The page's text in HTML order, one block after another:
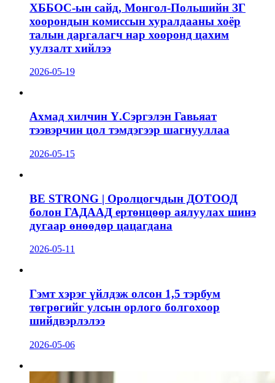
ХББОС-ын сайд, Монгол-Польшийн ЗГ
хоорондын комиссын хуралдааны хоёр
талын даргалагч нар хооронд цахим
уулзалт хийлээ
2026-05-19
Ахмад хилчин Ү.Сэргэлэн Гавьяат
тээвэрчин цол тэмдэгээр шагнууллаа
2026-05-15
BE STRONG | Оролцогчдын ДОТООД
болон ГАДААД ертөнцөөр аялуулах шинэ
дугаар өнөөдөр цацагдана
2026-05-11
Гэмт хэрэг үйлдэж олсон 1,5 тэрбум
төгрөгийг улсын орлого болгохоор
шийдвэрлэлээ
2026-05-06